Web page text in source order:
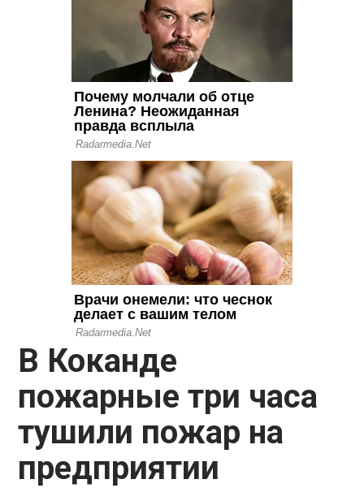
В Коканде
пожарные три часа
тушили пожар на
предприятии